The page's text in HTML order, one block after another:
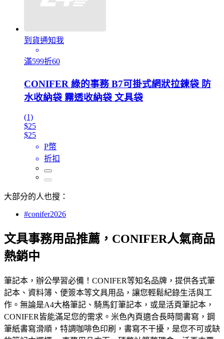
到貨通知我
滿599折60
CONIFER 綠的事務 B7可掛式網狀拉鍊袋 防
水收納袋 霧透收納袋 文具袋
(1)
$25
$25
P幣
折扣
大部分的人也搜：
#conifer2026
文具事務用品推薦，CONIFER人氣商品
熱銷中
筆記本，辦公學習必備！CONIFER等知名品牌，提供各式筆
記本、資料簿、便簽本等文具用品，讓您輕鬆紀錄生活與工
作。無論是A4大格筆記、騎馬釘筆記本，或是活頁筆記本，
CONIFER皆能滿足您的需求。米色內頁適合長時間書寫，鋼
筆紙書寫滑順，特調咖啡色印刷，書寫不干擾，是您不可或缺